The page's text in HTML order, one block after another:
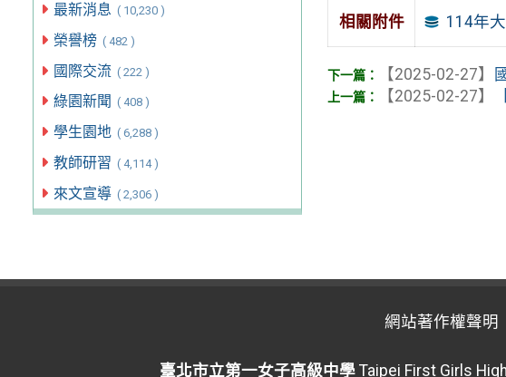
最新消息 ( 10,230 )
榮譽榜 ( 482 )
國際交流 ( 222 )
綠園新聞 ( 408 )
學生園地 ( 6,288 )
教師研習 ( 4,114 )
來文宣導 ( 2,306 )
相關附件 114年
【2025-02-27】
【2025-02-27】
網站著作權聲明
臺北市立第一女子高級中學 Taipei First Girls